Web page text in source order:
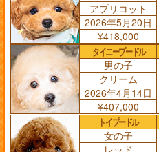
アプリコット
2026年5月20日
¥418,000
タイニープードル
男の子
クリーム
2026年4月14日
¥407,000
トイプードル
女の子